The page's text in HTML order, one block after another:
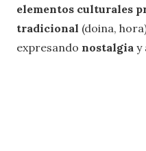
elementos culturales
tradicional (doina,
expresando nostalgia y